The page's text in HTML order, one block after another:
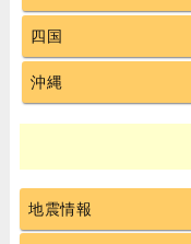
四国
沖縄
地震情報